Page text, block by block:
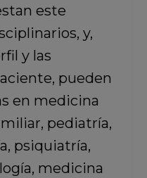
este
y,
y las
pueden
en medicina
pediatría,
psiquiatría,
medicina